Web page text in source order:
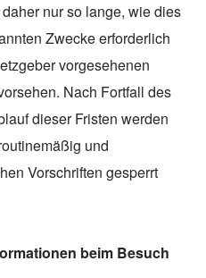
nur so lange, wie dies
Zwecke erforderlich
vorgesehenen
Nach Fortfall des
dieser Fristen werden
und
Vorschriften gesperrt
beim Besuch